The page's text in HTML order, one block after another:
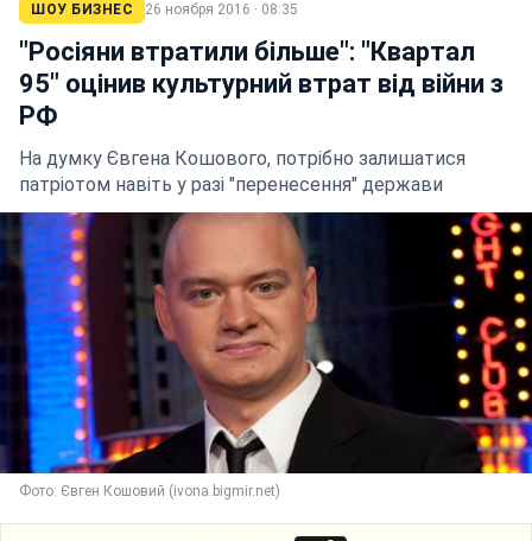
ШОУ БИЗНЕС 26 ноября 2016 · 08:35
"Росіяни втратили більше": "Квартал
95" оцінив культурний втрат від війни з
РФ
На думку Євгена Кошового, потрібно залишатися
патріотом навіть у разі "перенесення" держави
Фото: Євген Кошовий (ivona.bigmir.net)